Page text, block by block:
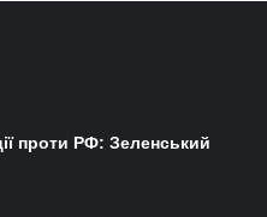
проти РФ: Зеленський